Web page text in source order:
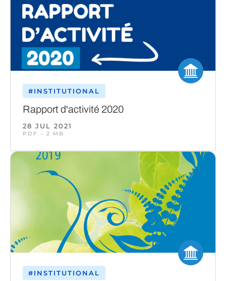
#INSTITUTIONAL
Rapport d'activité 2020
28 JUL 2021
PDF – 2 MB
#INSTITUTIONAL